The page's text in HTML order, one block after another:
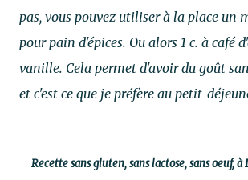
pas, vous pouvez utiliser à la place un
pour pain d'épices. Ou alors 1 c. à café
vanille. Cela permet d'avoir du goût
et c'est ce que je préfère au petit-
Recette sans gluten,sans lactose,sans oeuf,à